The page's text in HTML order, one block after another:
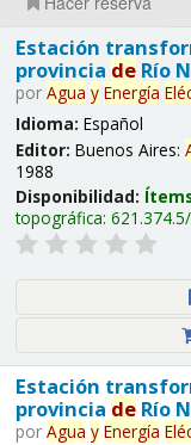
Estación
provincia deRío
por Agua y Energía
Idioma: Español
Editor: Buenos Aires:
1988
Disponibilidad:
topográfica:
Estación
provincia deRío
por Agua y Energía